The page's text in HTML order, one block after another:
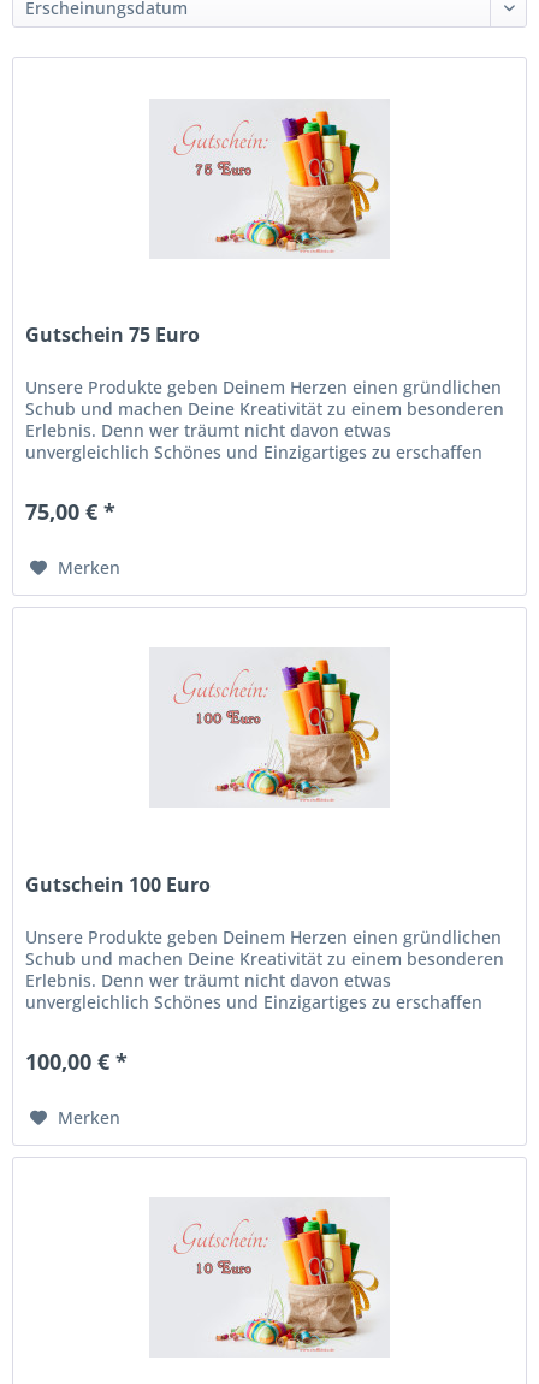
Gutschein 75 Euro
Unsere Produkte geben Deinem Herzen einen gründlichen
Schub und machen Deine Kreativität zu einem besonderen
Erlebnis. Denn wer träumt nicht davon etwas
unvergleichlich Schönes und Einzigartiges zu erschaffen
75,00 € *
Merken
Gutschein 100 Euro
Unsere Produkte geben Deinem Herzen einen gründlichen
Schub und machen Deine Kreativität zu einem besonderen
Erlebnis. Denn wer träumt nicht davon etwas
unvergleichlich Schönes und Einzigartiges zu erschaffen
100,00 € *
Merken